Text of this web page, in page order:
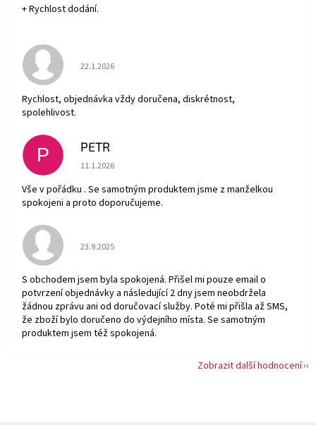
+ Rychlost dodání.
Hodnocení obchodu je 5 z 5 hvězdiček.
22.1.2026
Rychlost, objednávka vždy doručena, diskrétnost,
spolehlivost.
P PETR
Hodnocení obchodu je 5 z 5 hvězdiček.
11.1.2026
Vše v pořádku . Se samotným produktem jsme z manželkou
spokojeni a proto doporučujeme.
Hodnocení obchodu je 5 z 5 hvězdiček.
23.9.2025
S obchodem jsem byla spokojená. Přišel mi pouze email o
potvrzení objednávky a následující 2 dny jsem neobdržela
žádnou zprávu ani od doručovací služby. Poté mi přišla až SMS,
že zboží bylo doručeno do výdejního místa. Se samotným
produktem jsem též spokojená.
Zobrazit další hodnocení